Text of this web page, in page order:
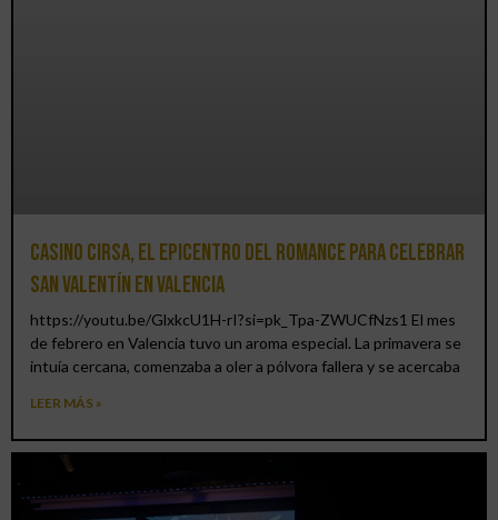
Casino CIRSA, el epicentro del romance para celebrar
San Valentín en Valencia
https://youtu.be/GlxkcU1H-rI?si=pk_Tpa-ZWUCfNzs1 El mes
de febrero en Valencia tuvo un aroma especial. La primavera se
intuía cercana, comenzaba a oler a pólvora fallera y se acercaba
LEER MÁS »